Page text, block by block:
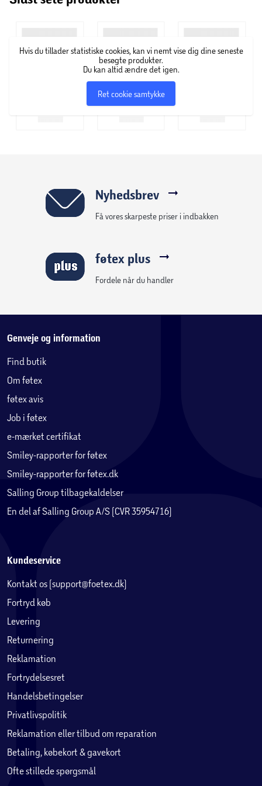
at opnå den bedste trivsel på de forskellige stadier i deres
liv.
Hvis du tillader statistiske cookies, kan vi nemt vise dig dine seneste
besøgte produkter.
Du kan altid ændre det igen.
Ret cookie samtykke
Nyhedsbrev
Få vores skarpeste priser i indbakken
føtex plus
Fordele når du handler
Genveje og information
Find butik
Om føtex
føtex avis
Job i føtex
e-mærket certifikat
Smiley-rapporter for føtex
Smiley-rapporter for føtex.dk
Salling Group tilbagekaldelser
En del af Salling Group A/S (CVR 35954716)
Kundeservice
Kontakt os (support@foetex.dk)
Fortryd køb
Levering
Returnering
Reklamation
Fortrydelsesret
Handelsbetingelser
Privatlivspolitik
Reklamation eller tilbud om reparation
Betaling, købekort & gavekort
Ofte stillede spørgsmål